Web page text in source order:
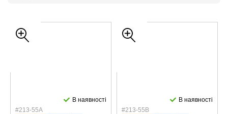
#213-55A
В наявності
#213-55B
В наявності